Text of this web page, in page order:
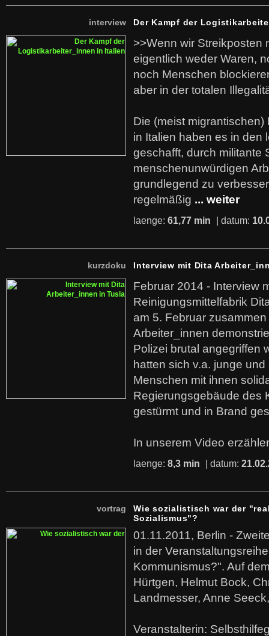
interview Der Kampf der
>>Wenn wir Streikposten
eigentlich weder Waren,
noch Menschen
aber in der totalen
Die (meist
in Italien haben es in den
geschafft, durch militante
menschenunwürdigen
grundlegend zu
regelmäßig ... weiter
laenge: 61,77 min | datum:
kurzdoku Interview mit Dita
Februar 2014 - Interview
Reinigungsmittelfabrik
am 5. Februar
Arbeiter_innen
Polizei brutal angegriffen
hatten sich v.a. junge
Menschen mit ihnen
Regierungsgebäude des
gestürmt und in Brand
In unserem Video
laenge: 8,3 min | datum:
vortrag
Wie sozialistisch war der
Sozialismus"?
01.11.2011, Berlin -
in der
Kommunismus?". Auf
Hürtgen, Helmut Bock,
Landmesser, Anne
Veranstalterin: